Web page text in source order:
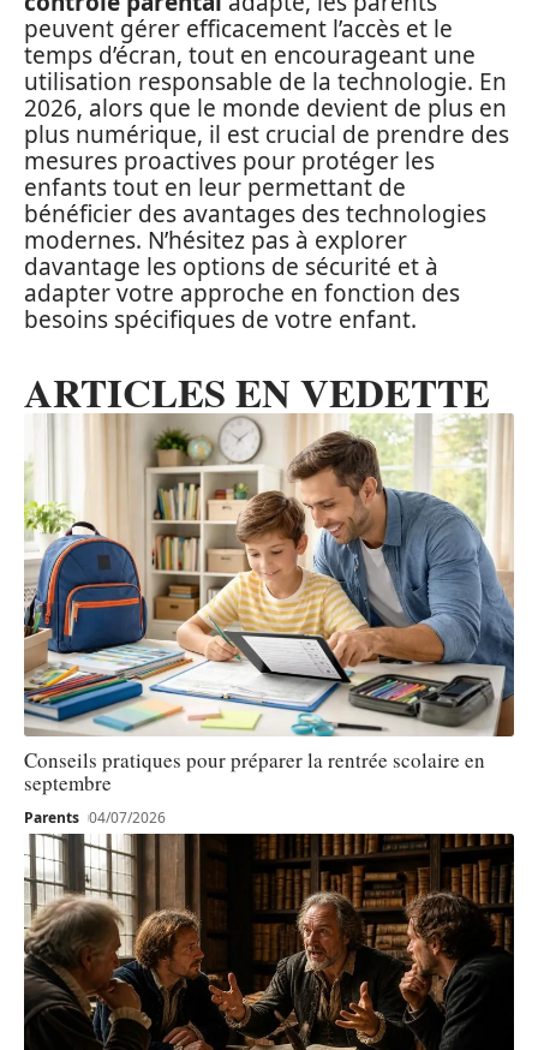
peuvent gérer efficacement l’accès et le
temps d’écran, tout en encourageant une
utilisation responsable de la technologie. En
2026, alors que le monde devient de plus en
plus numérique, il est crucial de prendre des
mesures proactives pour protéger les
enfants tout en leur permettant de
bénéficier des avantages des technologies
modernes. N’hésitez pas à explorer
davantage les options de sécurité et à
adapter votre approche en fonction des
besoins spécifiques de votre enfant.
ARTICLES EN VEDETTE
Conseils pratiques pour préparer la rentrée scolaire en
septembre
Parents 04/07/2026